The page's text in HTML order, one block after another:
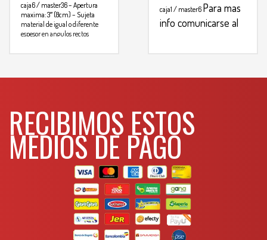
caja6 / master36– Apertura
maxima: 3″ (8cm) – Sujeta
material de igual o diferente
espesor en angulos rectos
WHATSAPP
caja1 / master6 Para mas
info comunicarse al
RECIBIMOS ESTOS
MEDIOS DE PAGO